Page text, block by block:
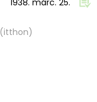
1938. márc. 25.
(itthon)